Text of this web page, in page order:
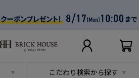
こだわり検索から探す